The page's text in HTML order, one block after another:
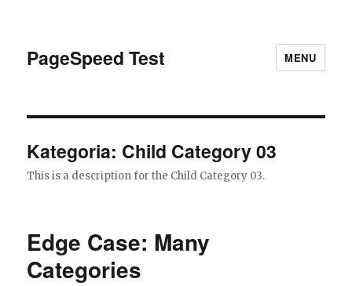
PageSpeed Test MENU
Kategoria: Child Category 03
This is a description for the Child Category 03.
Edge Case: Many
Categories